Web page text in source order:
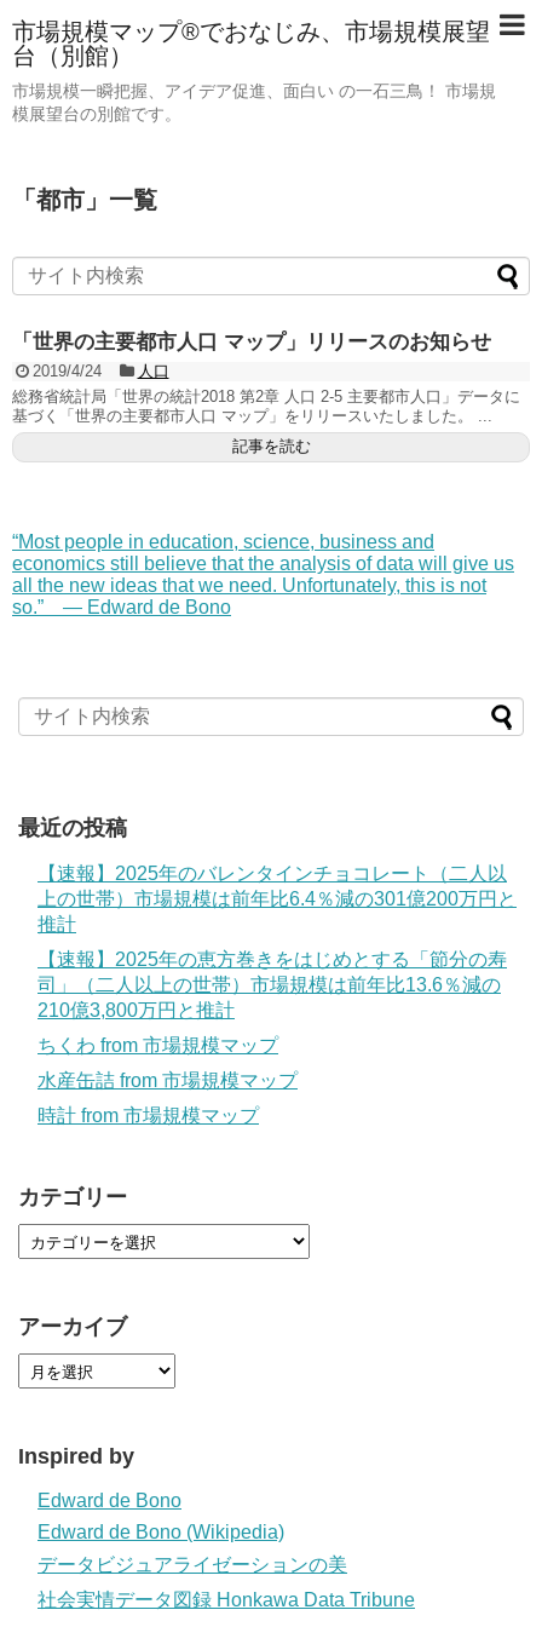
市場規模マップ®でおなじみ、市場規模展望
台（別館）
市場規模一瞬把握、アイデア促進、面白い の一石三鳥！ 市場規
模展望台の別館です。
「 都市 」 一覧
「世界の主要都市人口 マップ」リリースのお知らせ
2019/4/24
人口
総務省統計局「世界の統計2018 第2章 人口 2-5 主要都市人口」データに
基づく「世界の主要都市人口 マップ」をリリースいたしました。 ...
記事を読む
“Most people in education, science, business and
economics still believe that the analysis of data will give us
all the new ideas that we need. Unfortunately, this is not
so.” — Edward de Bono
最近の投稿
【速報】2025年のバレンタインチョコレート（二人以
上の世帯）市場規模は前年比6.4％減の301億200万円と
推計
【速報】2025年の恵方巻きをはじめとする「節分の寿
司」（二人以上の世帯）市場規模は前年比13.6％減の
210億3,800万円と推計
ちくわ from 市場規模マップ
水産缶詰 from 市場規模マップ
時計 from 市場規模マップ
カテゴリー
アーカイブ
Inspired by
Edward de Bono
Edward de Bono (Wikipedia)
データビジュアライゼーションの美
社会実情データ図録 Honkawa Data Tribune